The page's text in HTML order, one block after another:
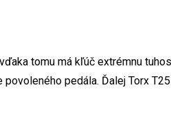
tomu má kľúč extrémnu
pedála. Ďalej Torx